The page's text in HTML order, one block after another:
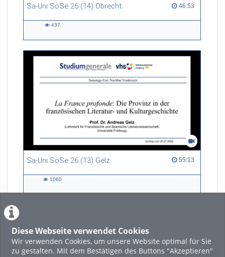
Diese Webseite verwendet Cookies
Wir verwenden Cookies, um unsere Website optimal für Sie
zu gestalten. Mit dem Bestätigen des Buttons "Akzeptieren"
Sa-Uni SoSe 26 (14) Obrecht 46:53
46:53 duration
437
Sa-Uni SoSe 26 (13) Gelz 55:13
55:13 duration
1060
LADE MEHR